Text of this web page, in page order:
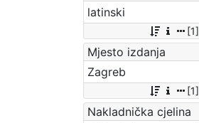
latinski
[1]
Mjesto izdanja
Zagreb
[1]
Nakladnička cjelina